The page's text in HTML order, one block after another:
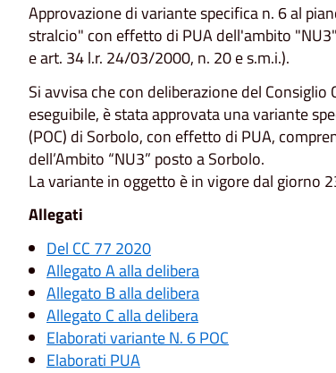
Approvazione di variante specifica n. 6 al
stralcio" con effetto di PUA dell'ambito
e art. 34 l.r. 24/03/2000, n. 20 e s.m.i.).
Si avvisa che con deliberazione del
eseguibile, è stata approvata una variante
(POC) di Sorbolo, con effetto di PUA,
dell’Ambito “NU3” posto a Sorbolo.
La variante in oggetto è in vigore dal giorno
Allegati
Del CC 77 2020
Allegato A alla delibera
Allegato B alla delibera
Allegato C alla delibera
Elaborati variante N. 6 POC
Elaborati PUA